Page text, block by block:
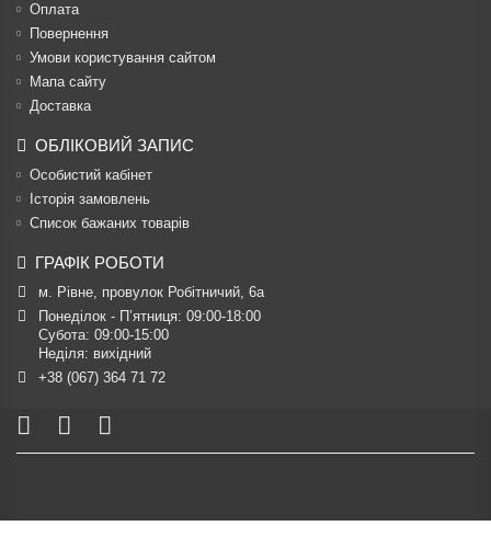
Оплата
Повернення
Умови користування сайтом
Мапа сайту
Доставка
ОБЛІКОВИЙ ЗАПИС
Особистий кабінет
Історія замовлень
Список бажаних товарів
ГРАФІК РОБОТИ
м. Рівне, провулок Робітничий, 6а
Понеділок - П’ятниця: 09:00-18:00
Субота: 09:00-15:00
Неділя: вихідний
+38 (067) 364 71 72